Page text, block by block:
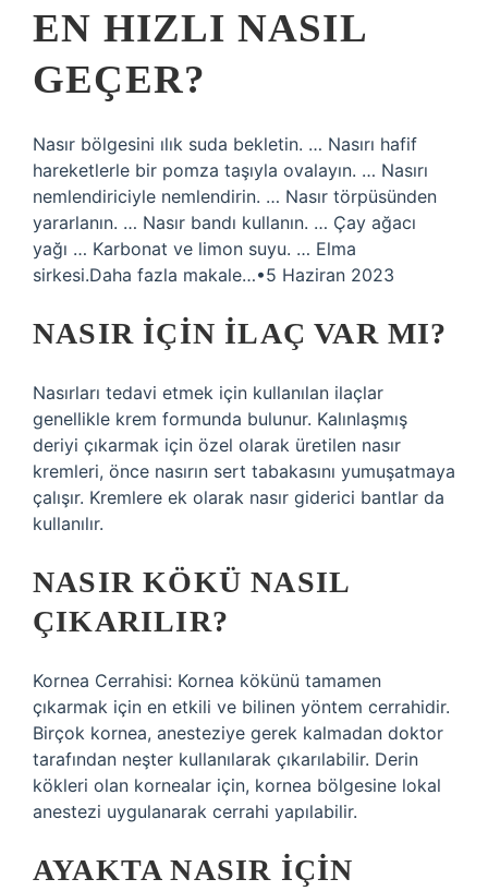
EN HIZLI NASIL
GEÇER?
Nasır bölgesini ılık suda bekletin. … Nasırı hafif
hareketlerle bir pomza taşıyla ovalayın. … Nasırı
nemlendiriciyle nemlendirin. … Nasır törpüsünden
yararlanın. … Nasır bandı kullanın. … Çay ağacı
yağı … Karbonat ve limon suyu. … Elma
sirkesi.Daha fazla makale…•5 Haziran 2023
NASIR IÇIN ILAÇ VAR MI?
Nasırları tedavi etmek için kullanılan ilaçlar
genellikle krem ​​formunda bulunur. Kalınlaşmış
deriyi çıkarmak için özel olarak üretilen nasır
kremleri, önce nasırın sert tabakasını yumuşatmaya
çalışır. Kremlere ek olarak nasır giderici bantlar da
kullanılır.
NASIR KÖKÜ NASIL
ÇIKARILIR?
Kornea Cerrahisi: Kornea kökünü tamamen
çıkarmak için en etkili ve bilinen yöntem cerrahidir.
Birçok kornea, anesteziye gerek kalmadan doktor
tarafından neşter kullanılarak çıkarılabilir. Derin
kökleri olan kornealar için, kornea bölgesine lokal
anestezi uygulanarak cerrahi yapılabilir.
AYAKTA NASIR IÇIN